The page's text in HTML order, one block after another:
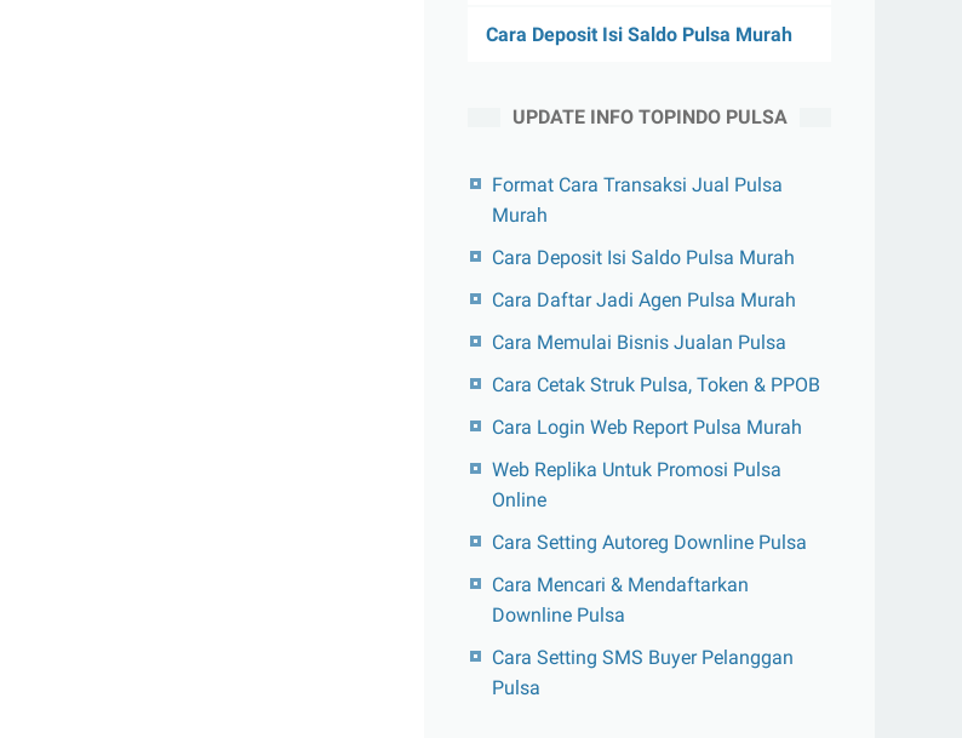
Cara Deposit Isi Saldo Pulsa Murah
UPDATE INFO TOPINDO PULSA
Format Cara Transaksi Jual Pulsa
Murah
Cara Deposit Isi Saldo Pulsa Murah
Cara Daftar Jadi Agen Pulsa Murah
Cara Memulai Bisnis Jualan Pulsa
Cara Cetak Struk Pulsa, Token & PPOB
Cara Login Web Report Pulsa Murah
Web Replika Untuk Promosi Pulsa
Online
Cara Setting Autoreg Downline Pulsa
Cara Mencari & Mendaftarkan
Downline Pulsa
Cara Setting SMS Buyer Pelanggan
Pulsa